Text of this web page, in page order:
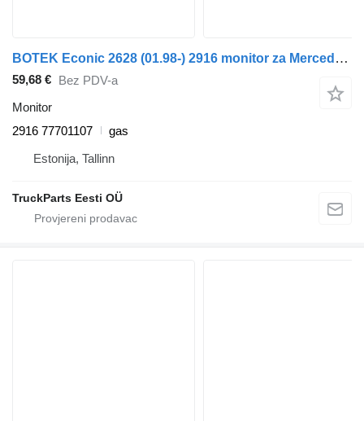
BOTEK Econic 2628 (01.98-) 2916 monitor za Mercedes-Benz Econic (1998-2014) tegljača
59,68 € Bez PDV-a
Monitor
2916 77701107
gas
Estonija, Tallinn
TruckParts Eesti OÜ